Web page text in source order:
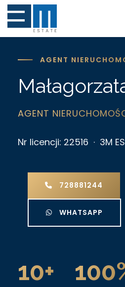
O NAS
KLIENCI
GRUNTY
KREDYTOWANIE
KONTAKT
AGENT
AGENT
Nr licencji: 22516 · 3M
728881244
WHATSAPP
10+